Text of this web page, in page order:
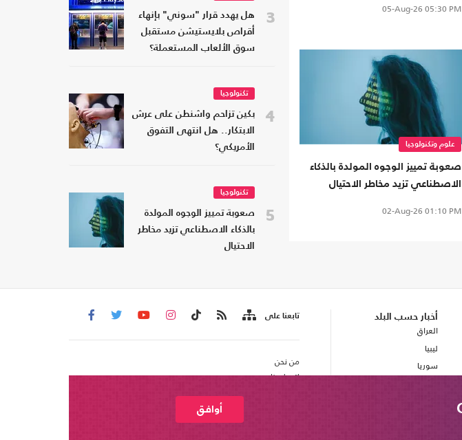
05-Aug-26 05:30 PM
علوم وتكنولوجيا
صعوبة تمييز الوجوه المولدة بالذكاء
الاصطناعي تزيد مخاطر الاحتيال
02-Aug-26 01:10 PM
3
هل يهدد قرار "سوني" بإنهاء
أقراص بلايستيشن مستقبل
سوق الألعاب المستعملة؟
4
تكنولوجيا
بكين تزاحم واشنطن على عرش
الابتكار.. هل انتهى التفوق
الأمريكي؟
5
تكنولوجيا
صعوبة تمييز الوجوه المولدة
بالذكاء الاصطناعي تزيد مخاطر
الاحتيال
أخبار حسب البلد
العراق
ليبيا
سوريا
تابعنا على
من نحن
اتصل بنا
أوافق